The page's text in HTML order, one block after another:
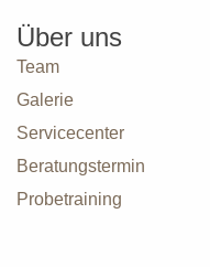
Über uns
Team
Galerie
Servicecenter
Beratungstermin
Probetraining